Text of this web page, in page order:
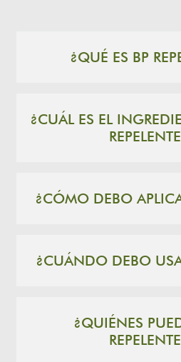
¿QUÉ ES BP
¿CUÁL ES EL
¿CÓMO DEBO
¿CUÁNDO DEBO
¿QUIÉNES